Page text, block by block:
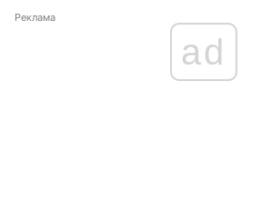
Реклама
ad